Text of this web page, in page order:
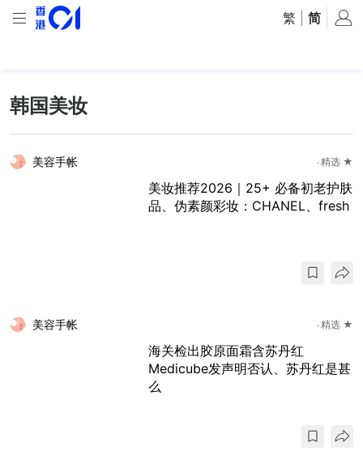
繁 简
韩国美妆
美容手帐 精选 ★
美妆推荐2026｜25+ 必备初老护肤
品、伪素颜彩妆：CHANEL、fresh
美容手帐 精选 ★
海关检出胶原面霜含苏丹红
Medicube发声明否认、苏丹红是甚
么